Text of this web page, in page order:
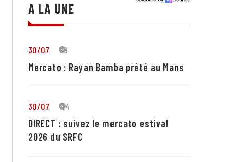
A LA UNE
30/07 19
Mercato : Rayan Bamba prêté au Mans
30/07 24
DIRECT : suivez le mercato estival
2026 du SRFC